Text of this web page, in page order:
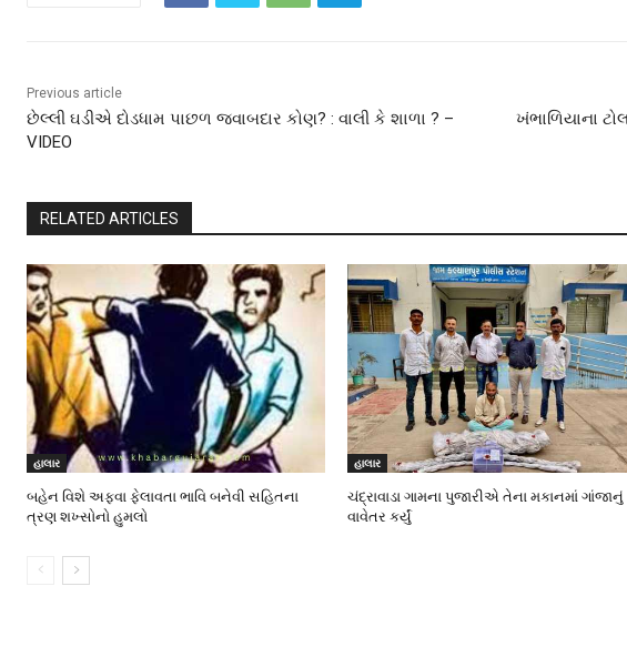
Previous article
છેલ્લી ઘડીએ દોડધામ પાછળ જવાબદાર કોણ? : વાલી કે શાળા ? –
VIDEO
ખંભાળિયાના
RELATED ARTICLES
હાલાર
બહેન વિશે અફવા ફેલાવતા ભાવિ બનેવી સહિતના
ત્રણ શખ્સોનો હુમલો
હાલાર
ચંદ્રાવાડા ગામના પુજારીએ તેના મકાનમાં ગાંજાનું
વાવેતર કર્યું